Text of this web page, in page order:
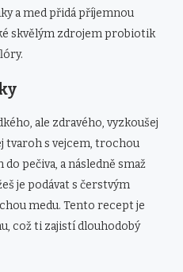
a med přidá příjemnou
skvělým zdrojem probiotik
ale zdravého, vyzkoušej
tvaroh s vejcem, trochou
pečiva, a následně smaž
je podávat s čerstvým
medu. Tento recept je
což ti zajistí dlouhodobý